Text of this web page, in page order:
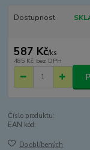
Dostupnost
587 Kč/ks
485 Kč bez DPH
Číslo produktu:
EAN kód:
Do oblíbených